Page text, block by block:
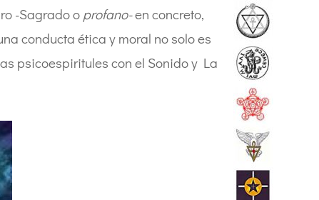
-Sagrado o profano-en concreto,
conducta ética y moral no solo es
psicoespiritules con el Sonido y La